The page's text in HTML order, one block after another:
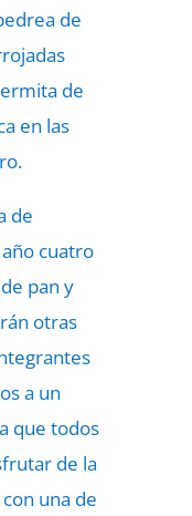
de
de
en las
de
cuatro
pan y
otras
a un
que todos
de la
una de